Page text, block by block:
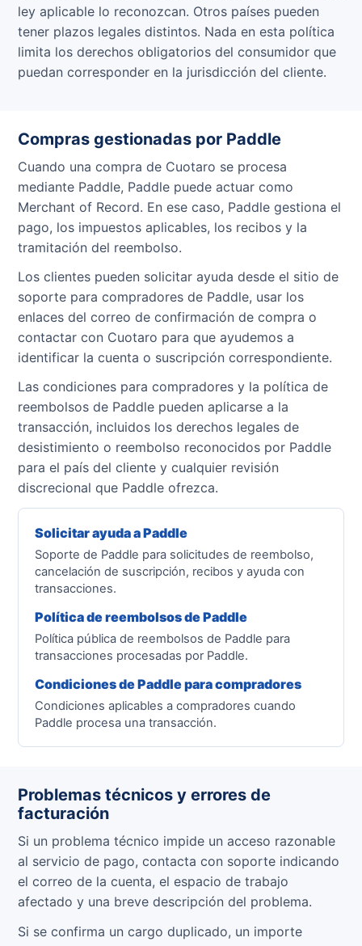
ley aplicable lo reconozcan. Otros países pueden
tener plazos legales distintos. Nada en esta política
limita los derechos obligatorios del consumidor que
puedan corresponder en la jurisdicción del cliente.
Compras gestionadas por Paddle
Cuando una compra de Cuotaro se procesa
mediante Paddle, Paddle puede actuar como
Merchant of Record. En ese caso, Paddle gestiona el
pago, los impuestos aplicables, los recibos y la
tramitación del reembolso.
Los clientes pueden solicitar ayuda desde el sitio de
soporte para compradores de Paddle, usar los
enlaces del correo de confirmación de compra o
contactar con Cuotaro para que ayudemos a
identificar la cuenta o suscripción correspondiente.
Las condiciones para compradores y la política de
reembolsos de Paddle pueden aplicarse a la
transacción, incluidos los derechos legales de
desistimiento o reembolso reconocidos por Paddle
para el país del cliente y cualquier revisión
discrecional que Paddle ofrezca.
Solicitar ayuda a Paddle
Soporte de Paddle para solicitudes de reembolso,
cancelación de suscripción, recibos y ayuda con
transacciones.
Política de reembolsos de Paddle
Política pública de reembolsos de Paddle para
transacciones procesadas por Paddle.
Condiciones de Paddle para compradores
Condiciones aplicables a compradores cuando
Paddle procesa una transacción.
Problemas técnicos y errores de
facturación
Si un problema técnico impide un acceso razonable
al servicio de pago, contacta con soporte indicando
el correo de la cuenta, el espacio de trabajo
afectado y una breve descripción del problema.
Si se confirma un cargo duplicado, un importe